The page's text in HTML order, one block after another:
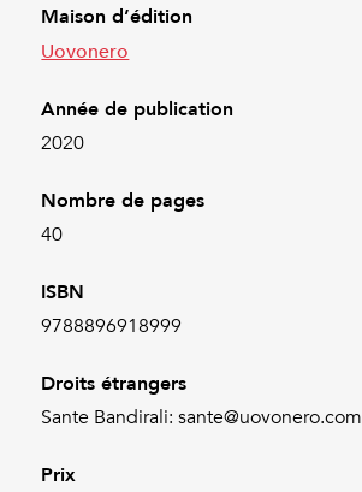
Maison d’édition
Uovonero
Année de publication
2020
Nombre de pages
40
ISBN
9788896918999
Droits étrangers
Sante Bandirali: sante@uovonero.com
Prix